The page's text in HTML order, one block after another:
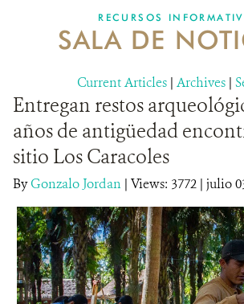
NOSOTROS
DONA
RECURSOS
SALA DE
Current Articles | Archives |
Entregan restos
años de antigüedad
sitio Los Caracoles
ByGonzalo Jordan | Views: 3772 | julio